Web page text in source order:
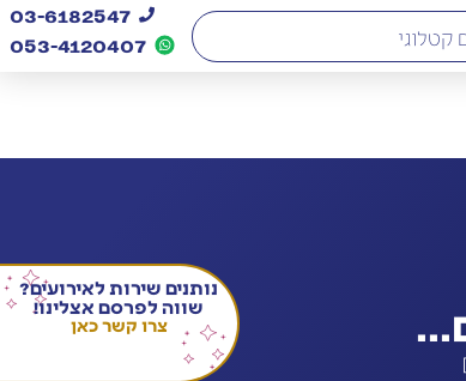
03-6182547
053-4120407​
נותנים שירות לאירועים?
שווה לפרסם אצלינו!
צרו קשר כאן